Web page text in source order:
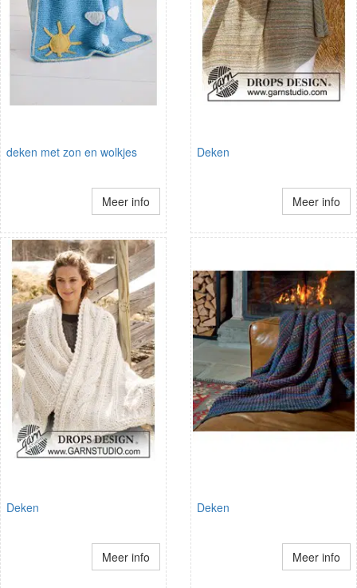
deken met zon en wolkjes
Meer info
Deken
Meer info
Deken
Meer info
Deken
Meer info